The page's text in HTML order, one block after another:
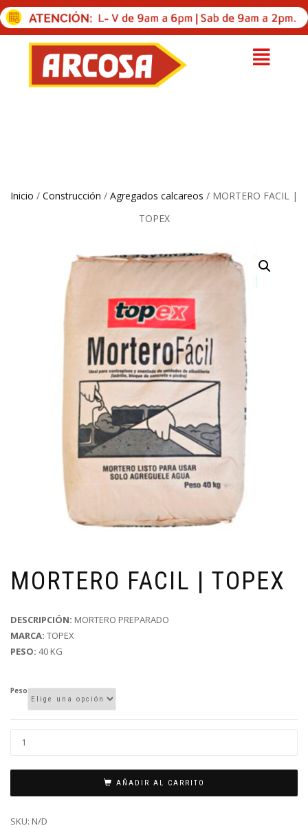
Inicio / Construcción / Agregados calcareos / MORTERO FACIL |
TOPEX
MORTERO FACIL | TOPEX
DESCRIPCIÓN: MORTERO PREPARADO
MARCA: TOPEX
PESO: 40 KG
Peso
AÑADIR AL CARRITO
SKU: N/D